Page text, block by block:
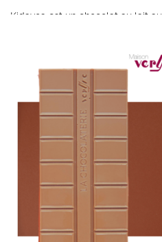
Kidavoa est un chocolat au lait
Madagascar fermentées en
beurre de cacao, LAIT entier en
émulsifiant: lécithine de tournesol.
Poids mini : 95g
Prix au kilo : 75,80 €